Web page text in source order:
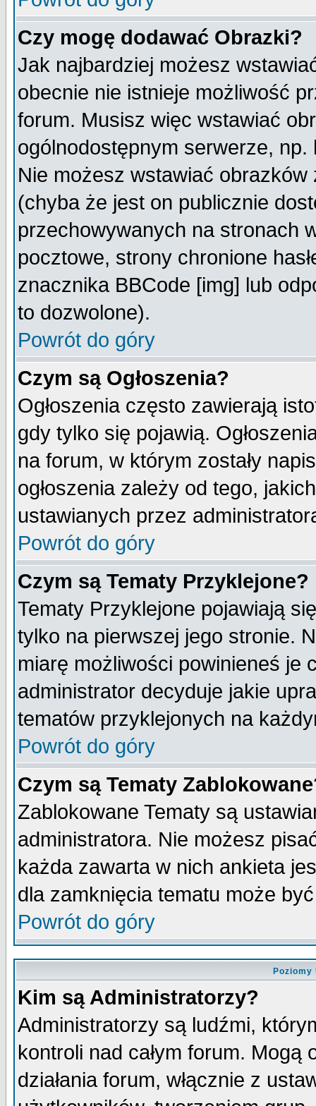
Czy mogę dodawać Obrazki?
Jak najbardziej możesz
obecnie nie istnieje możliwość
forum. Musisz więc wstawiać
ogólnodostępnym serwerze,
Nie możesz wstawiać
(chyba że jest on publicznie
przechowywanych na stronach
pocztowe, strony chronione
znacznika BBCode [img] lub
to dozwolone).
Powrót do góry
Czym są Ogłoszenia?
Ogłoszenia często zawierają
gdy tylko się pojawią.
na forum, w którym zostały
ogłoszenia zależy od tego,
ustawianych przez
Powrót do góry
Czym są Tematy Przyklejone?
Tematy Przyklejone pojawiają
tylko na pierwszej jego stronie.
miarę możliwości powinieneś je
administrator decyduje jakie
tematów przyklejonych na
Powrót do góry
Czym są Tematy
Zablokowane Tematy są
administratora. Nie możesz
każda zawarta w nich ankieta
dla zamknięcia tematu może
Powrót do góry
Kim są Administratorzy?
Administratorzy są ludźmi,
kontroli nad całym forum.
działania forum, włącznie z